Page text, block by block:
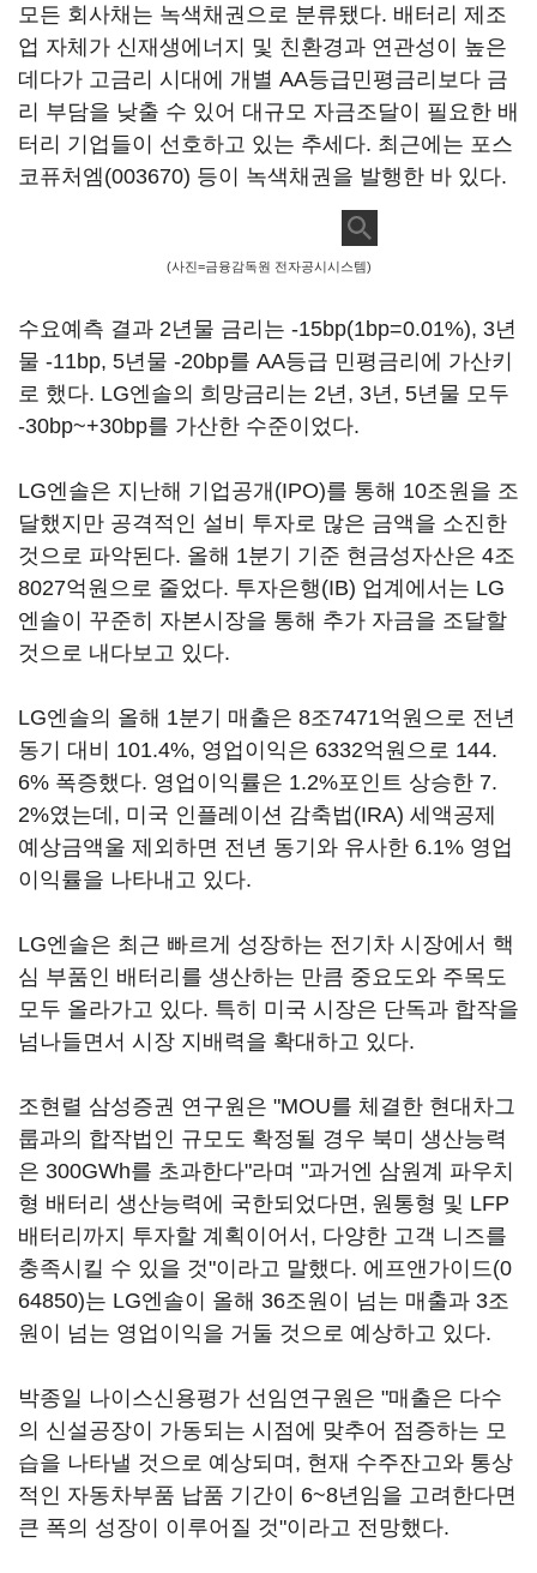
모든 회사채는 녹색채권으로 분류됐다. 배터리 제조
업 자체가 신재생에너지 및 친환경과 연관성이 높은
데다가 고금리 시대에 개별 AA등급민평금리보다 금
리 부담을 낮출 수 있어 대규모 자금조달이 필요한 배
터리 기업들이 선호하고 있는 추세다. 최근에는 포스
코퓨처엠(003670) 등이 녹색채권을 발행한 바 있다.
(사진=금융감독원 전자공시시스템)
수요예측 결과 2년물 금리는 -15bp(1bp=0.01%), 3년
물 -11bp, 5년물 -20bp를 AA등급 민평금리에 가산키
로 했다. LG엔솔의 희망금리는 2년, 3년, 5년물 모두
-30bp~+30bp를 가산한 수준이었다.
LG엔솔은 지난해 기업공개(IPO)를 통해 10조원을 조
달했지만 공격적인 설비 투자로 많은 금액을 소진한
것으로 파악된다. 올해 1분기 기준 현금성자산은 4조
8027억원으로 줄었다. 투자은행(IB) 업계에서는 LG
엔솔이 꾸준히 자본시장을 통해 추가 자금을 조달할
것으로 내다보고 있다.
LG엔솔의 올해 1분기 매출은 8조7471억원으로 전년
동기 대비 101.4%, 영업이익은 6332억원으로 144.
6% 폭증했다. 영업이익률은 1.2%포인트 상승한 7.
2%였는데, 미국 인플레이션 감축법(IRA) 세액공제
예상금액울 제외하면 전년 동기와 유사한 6.1% 영업
이익률을 나타내고 있다.
LG엔솔은 최근 빠르게 성장하는 전기차 시장에서 핵
심 부품인 배터리를 생산하는 만큼 중요도와 주목도
모두 올라가고 있다. 특히 미국 시장은 단독과 합작을
넘나들면서 시장 지배력을 확대하고 있다.
조현렬 삼성증권 연구원은 "MOU를 체결한 현대차그
룹과의 합작법인 규모도 확정될 경우 북미 생산능력
은 300GWh를 초과한다"라며 "과거엔 삼원계 파우치
형 배터리 생산능력에 국한되었다면, 원통형 및 LFP
배터리까지 투자할 계획이어서, 다양한 고객 니즈를
충족시킬 수 있을 것"이라고 말했다. 에프앤가이드(0
64850)는 LG엔솔이 올해 36조원이 넘는 매출과 3조
원이 넘는 영업이익을 거둘 것으로 예상하고 있다.
박종일 나이스신용평가 선임연구원은 "매출은 다수
의 신설공장이 가동되는 시점에 맞추어 점증하는 모
습을 나타낼 것으로 예상되며, 현재 수주잔고와 통상
적인 자동차부품 납품 기간이 6~8년임을 고려한다면
큰 폭의 성장이 이루어질 것"이라고 전망했다.